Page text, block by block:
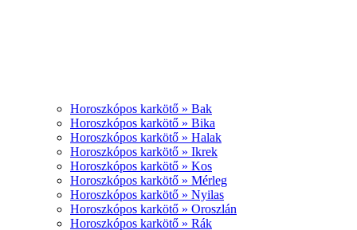
Horoszkópos karkötő » Bak
Horoszkópos karkötő » Bika
Horoszkópos karkötő » Halak
Horoszkópos karkötő » Ikrek
Horoszkópos karkötő » Kos
Horoszkópos karkötő » Mérleg
Horoszkópos karkötő » Nyilas
Horoszkópos karkötő » Oroszlán
Horoszkópos karkötő » Rák